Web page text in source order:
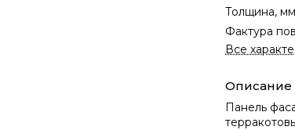
Толщина, мм
Фактура
Все
Описание
Панель